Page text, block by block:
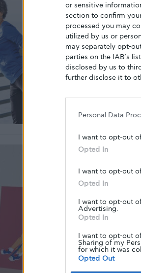
or sensitive
section to confirm
processed you may
utilized by us or
may separately opt-
parties on the IAB’s
disclosed by us to
further disclose it to
Personal Data
I want to opt-out
Opted In
I want to opt-out
Opted In
I want to opt-out
Advertising.
Opted In
I want to opt-out
Sharing of my
for which it was
Opted Out